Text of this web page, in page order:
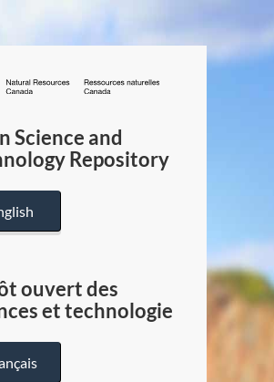
/
Canada
Science and
Repository
ouvert des
et technologie